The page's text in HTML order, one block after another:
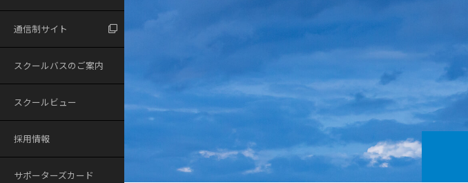
通信制サイト
スクールバスのご案内
スクールビュー
採用情報
サポーターズカード